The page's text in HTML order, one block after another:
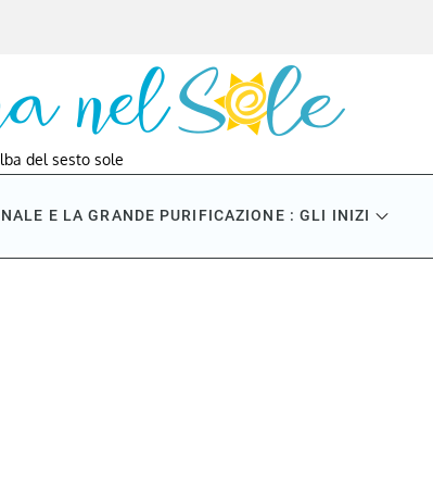
del sesto sole
E LA GRANDE PURIFICAZIONE : GLI INIZI